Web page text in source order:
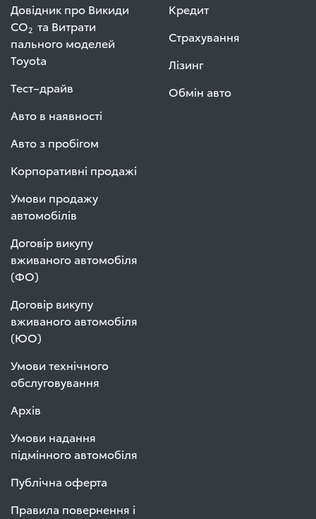
Довідник про Викиди
СО2 та Витрати
пального моделей
Toyota
Тест–драйв
Авто в наявності
Авто з пробігом
Корпоративні продажі
Умови продажу
автомобілів
Договір викупу
вживаного автомобіля
(ФО)
Договір викупу
вживаного автомобіля
(ЮО)
Умови технічного
обслуговування
Архів
Умови надання
підмінного автомобіля
Публічна оферта
Правила повернення і
Кредит
Страхування
Лізинг
Обмін авто